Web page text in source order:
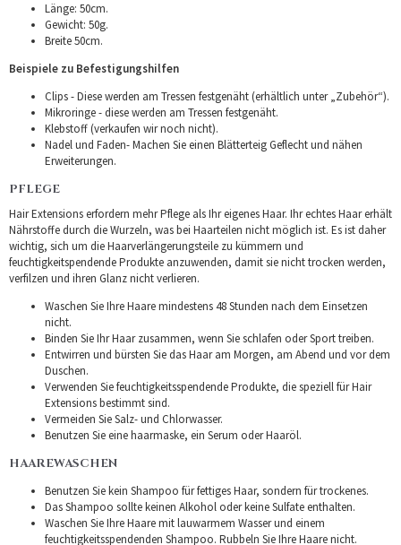
Länge: 50cm.
Gewicht: 50g.
Breite 50cm.
Beispiele zu Befestigungshilfen
Clips - Diese werden am Tressen festgenäht (erhältlich unter „Zubehör“).
Mikroringe - diese werden am Tressen festgenäht.
Klebstoff (verkaufen wir noch nicht).
Nadel und Faden- Machen Sie einen Blätterteig Geflecht und nähen
Erweiterungen.
PFLEGE
Hair Extensions erfordern mehr Pflege als Ihr eigenes Haar. Ihr echtes Haar erhält
Nährstoffe durch die Wurzeln, was bei Haarteilen nicht möglich ist. Es ist daher
wichtig, sich um die Haarverlängerungsteile zu kümmern und
feuchtigkeitspendende Produkte anzuwenden, damit sie nicht trocken werden,
verfilzen und ihren Glanz nicht verlieren.
Waschen Sie Ihre Haare mindestens 48 Stunden nach dem Einsetzen
nicht.
Binden Sie Ihr Haar zusammen, wenn Sie schlafen oder Sport treiben.
Entwirren und bürsten Sie das Haar am Morgen, am Abend und vor dem
Duschen.
Verwenden Sie feuchtigkeitsspendende Produkte, die speziell für Hair
Extensions bestimmt sind.
Vermeiden Sie Salz- und Chlorwasser.
Benutzen Sie eine haarmaske, ein Serum oder Haaröl.
HAAREWASCHEN
Benutzen Sie kein Shampoo für fettiges Haar, sondern für trockenes.
Das Shampoo sollte keinen Alkohol oder keine Sulfate enthalten.
Waschen Sie Ihre Haare mit lauwarmem Wasser und einem
feuchtigkeitsspendenden Shampoo. Rubbeln Sie Ihre Haare nicht.